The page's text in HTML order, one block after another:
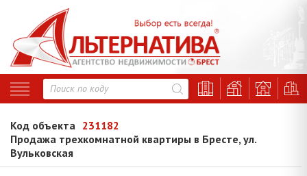
Код объекта 231182
Продажа трехкомнатной квартиры в Бресте, ул.
Вульковская